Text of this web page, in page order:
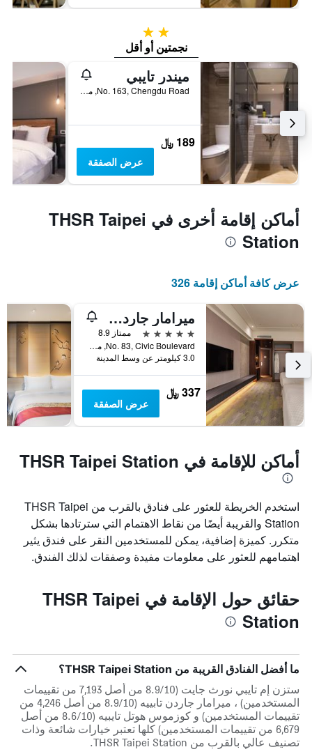
2 نجمتين
نجمتين أو أقل
ميندر تايبي
No. 163, Chengdu Road, مدينة تايبيه, تايوان
189 ﷼
عرض الصفقة
أماكن إقامة أخرى في THSR Taipei
Station
عرض كافة أماكن إقامة 326
ميرامار جاردن تابييه
5 نجوم
ممتاز 8.9
No. 83, Civic Boulevard, مدينة تايبيه, تايوان
3.0 كيلومتر عن وسط المدينة
337 ﷼
عرض الصفقة
أماكن للإقامة في THSR Taipei Station
استخدم الخريطة للعثور على فنادق بالقرب من THSR Taipei
Station والقريبة أيضًا من نقاط الاهتمام التي سترتادها بشكل
متكرر. كميزة إضافية، يمكن للمستخدمين النقر على فندق يثير
اهتمامهم للعثور على معلومات مفيدة وصفقات لذلك الفندق.
حقائق حول الإقامة في THSR Taipei
Station
ما أفضل الفنادق القريبة من THSR Taipei Station؟
ستزن إم تايبي نورث جايت (8.9/10 من أصل 7,193 من تقييمات
المستخدمين) ، ميرامار جاردن تابييه (8.9/10 من أصل 4,246 من
تقييمات المستخدمين) و كوزموس هوتل ‪تايبيه‬ (8.6/10 من أصل
6,679 من تقييمات المستخدمين) كلها تعتبر خيارات شائعة وذات
تصنيف عالي بالقرب من THSR Taipei Station.